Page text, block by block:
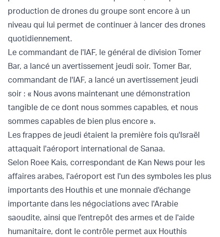
production de drones du groupe sont encore à un
niveau qui lui permet de continuer à lancer des drones
quotidiennement.
Le commandant de l'IAF, le général de division Tomer
Bar, a lancé un avertissement jeudi soir. Tomer Bar,
commandant de l'IAF, a lancé un avertissement jeudi
soir : « Nous avons maintenant une démonstration
tangible de ce dont nous sommes capables, et nous
sommes capables de bien plus encore ».
Les frappes de jeudi étaient la première fois qu'Israël
attaquait l'aéroport international de Sanaa.
Selon Roee Kais, correspondant de Kan News pour les
affaires arabes, l'aéroport est l'un des symboles les plus
importants des Houthis et une monnaie d'échange
importante dans les négociations avec l'Arabie
saoudite, ainsi que l'entrepôt des armes et de l'aide
humanitaire, dont le contrôle permet aux Houthis